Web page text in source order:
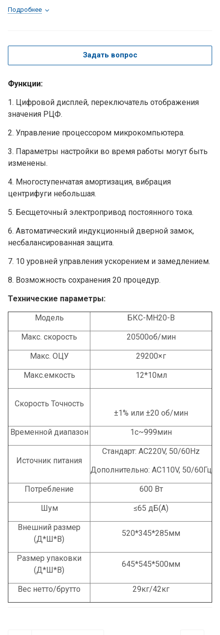
Подробнее
Задать вопрос
Функции:
1. Цифровой дисплей, переключатель отображения
значения РЦФ.
2. Управление процессором микрокомпьютера.
3. Параметры настройки во время работы могут быть
изменены.
4. Многоступенчатая амортизация, вибрация
центрифуги небольшая.
5. Бесщеточный электропривод постоянного тока.
6. Автоматический индукционный дверной замок,
несбалансированная защита.
7. 10 уровней управления ускорением и замедлением.
8. Возможность сохранения 20 процедур.
Технические параметры:
Модель БКС-МН20-B
Макс. скорость 20500об/мин
Макс. ОЦУ 29200×г
Макс.емкость 12*10мл
Скорость Точность
±1% или ±20 об/мин
Временной диапазон 1с~999мин
Источник питания
Стандарт: AC220V, 50/60Hz
Дополнительно: AC110V, 50/60Гц
Потребление 600 Вт
Шум ≤65 дБ(А)
Внешний размер
(Д*Ш*В)
520*345*285мм
Размер упаковки
(Д*Ш*В)
645*545*500мм
Вес нетто/брутто 29кг/42кг